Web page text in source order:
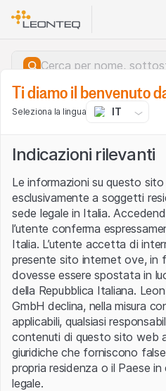
Errore del
Ti diamo il benvenuto
Seleziona la lingua IT
Indicazioni rilevanti
Le informazioni su questo
esclusivamente a soggetti
sede legale in Italia.
l’utente conferma
Italia. L’utente accetta di
presente sito internet ove, in
dovesse essere spostata in
della Repubblica Italiana.
GmbH declina, nella misura
applicabili, qualsiasi
contenuti di questo sito web
giuridiche che forniscono
propria residenza o il Paese
legale.